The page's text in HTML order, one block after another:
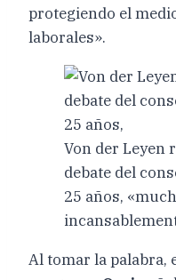
protegiendo el
laborales».
Von der Leyen
debate del
25 años,
Al tomar la palabra,